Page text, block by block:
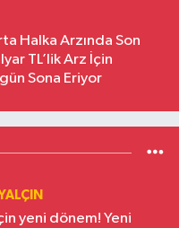
Halka Arzında Son
TL’lik Arz İçin
Sona Eriyor
yeni dönem! Yeni